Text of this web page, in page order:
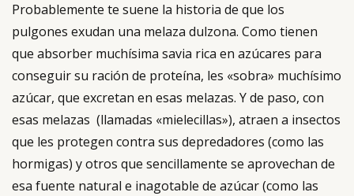
Probablemente te suene la historia de que los
pulgones exudan una melaza dulzona. Como tienen
que absorber muchísima savia rica en azúcares para
conseguir su ración de proteína, les «sobra» muchísimo
azúcar, que excretan en esas melazas. Y de paso, con
esas melazas (llamadas «mielecillas»), atraen a insectos
que les protegen contra sus depredadores (como las
hormigas) y otros que sencillamente se aprovechan de
esa fuente natural e inagotable de azúcar (como las